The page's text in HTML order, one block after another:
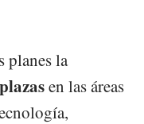
planes la
en las áreas